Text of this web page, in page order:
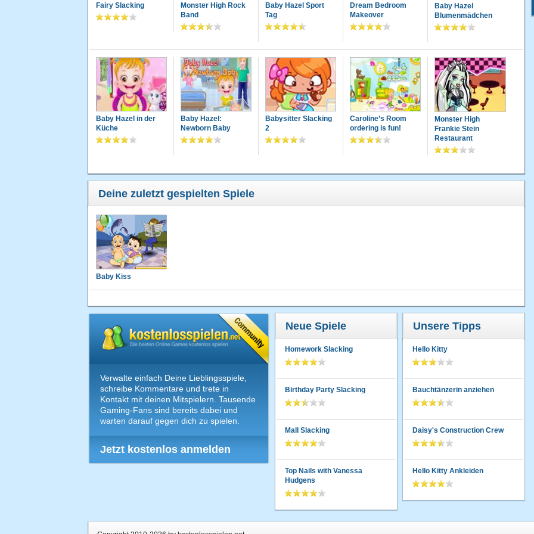
Fairy Slacking
Monster High Rock
Band
Baby Hazel Sport
Tag
Dream Bedroom
Makeover
Baby Hazel
Blumenmädchen
Baby Hazel in der
Küche
Baby Hazel:
Newborn Baby
Babysitter Slacking
2
Caroline’s Room
ordering is fun!
Monster High
Frankie Stein
Restaurant
Deine zuletzt gespielten Spiele
Baby Kiss
Verwalte einfach Deine Lieblingsspiele,
schreibe Kommentare und trete in
Kontakt mit deinen Mitspielern. Tausende
Gaming-Fans sind bereits dabei und
warten darauf gegen dich zu spielen.
Jetzt kostenlos anmelden
Neue Spiele
Homework Slacking
Birthday Party Slacking
Mall Slacking
Top Nails with Vanessa
Hudgens
Unsere Tipps
Hello Kitty
Bauchtänzerin anziehen
Daisy's Construction Crew
Hello Kitty Ankleiden